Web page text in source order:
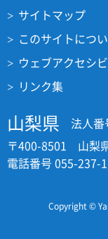
サイトマップ
このサイトにつ
ウェブアクセシ
リンク集
山梨県
法人
〒400-8501 山梨
電話番号 055-237-
Copyright ©